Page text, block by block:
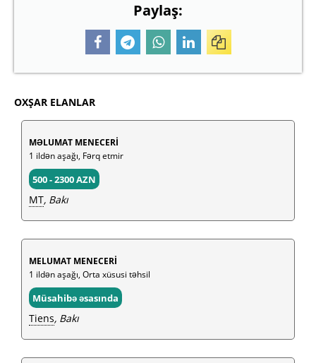
Paylaş:
OXŞAR ELANLAR
MƏLUMAT MENECERİ
1 ildən aşağı, Fərq etmir
500 - 2300 AZN
MT, Bakı
MELUMAT MENECERİ
1 ildən aşağı, Orta xüsusi təhsil
Müsahibə əsasında
Tiens, Bakı